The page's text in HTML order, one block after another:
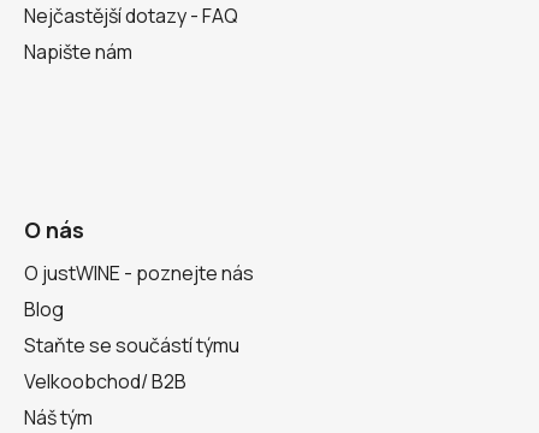
Nejčastější dotazy - FAQ
Napište nám
O nás
O justWINE - poznejte nás
Blog
Staňte se součástí týmu
Velkoobchod/ B2B
Náš tým